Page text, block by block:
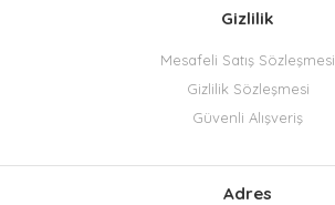
Gizlilik
Mesafeli Satış Sözleşmesi
Gizlilik Sözleşmesi
Güvenli Alışveriş
Adres